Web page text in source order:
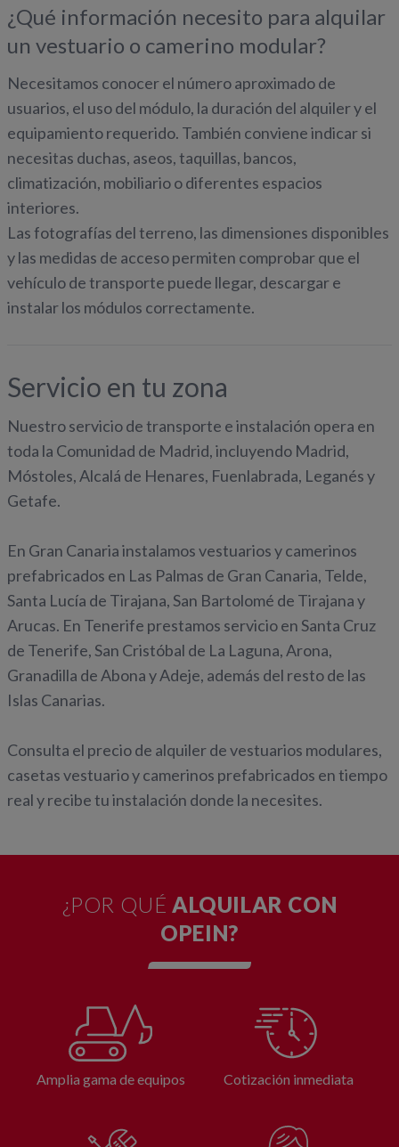
¿Qué información necesito para alquilar
un vestuario o camerino modular?
Necesitamos conocer el número aproximado de
usuarios, el uso del módulo, la duración del alquiler y el
equipamiento requerido. También conviene indicar si
necesitas duchas, aseos, taquillas, bancos,
climatización, mobiliario o diferentes espacios
interiores.
Las fotografías del terreno, las dimensiones disponibles
y las medidas de acceso permiten comprobar que el
vehículo de transporte puede llegar, descargar e
instalar los módulos correctamente.
Servicio en tu zona
Nuestro servicio de transporte e instalación opera en
toda la Comunidad de Madrid, incluyendo Madrid,
Móstoles, Alcalá de Henares, Fuenlabrada, Leganés y
Getafe.
En Gran Canaria instalamos vestuarios y camerinos
prefabricados en Las Palmas de Gran Canaria, Telde,
Santa Lucía de Tirajana, San Bartolomé de Tirajana y
Arucas. En Tenerife prestamos servicio en Santa Cruz
de Tenerife, San Cristóbal de La Laguna, Arona,
Granadilla de Abona y Adeje, además del resto de las
Islas Canarias.
Consulta el precio de alquiler de vestuarios modulares,
casetas vestuario y camerinos prefabricados en tiempo
real y recibe tu instalación donde la necesites.
¿POR QUÉALQUILAR CON
OPEIN?
Amplia gama de equipos Cotización inmediata